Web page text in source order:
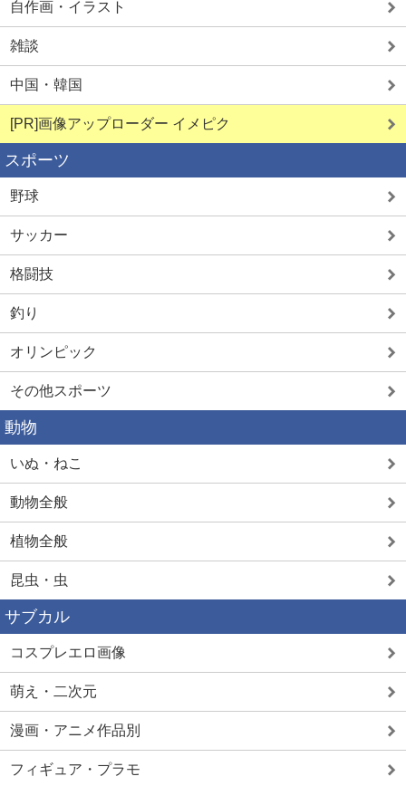
自作画・イラスト
雑談
中国・韓国
[PR]画像アップローダー イメピク
スポーツ
野球
サッカー
格闘技
釣り
オリンピック
その他スポーツ
動物
いぬ・ねこ
動物全般
植物全般
昆虫・虫
サブカル
コスプレエロ画像
萌え・二次元
漫画・アニメ作品別
フィギュア・プラモ